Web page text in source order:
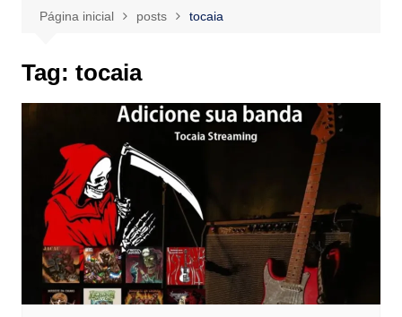
Página inicial posts tocaia
Tag: tocaia